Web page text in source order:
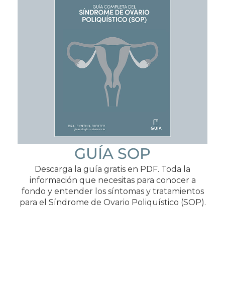
GUÍA SOP
Descarga la guía gratis en PDF. Toda la
información que necesitas para conocer a
fondo y entender los síntomas y tratamientos
para el Síndrome de Ovario Poliquístico (SOP).